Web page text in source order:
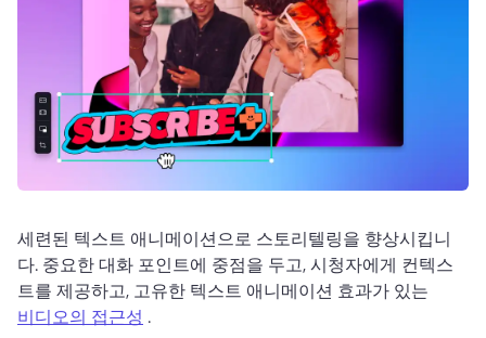
세련된 텍스트 애니메이션으로 스토리텔링을 향상시킵니
다. 중요한 대화 포인트에 중점을 두고, 시청자에게 컨텍스
트를 제공하고, 고유한 텍스트 애니메이션 효과가 있는
비디오의 접근성 .